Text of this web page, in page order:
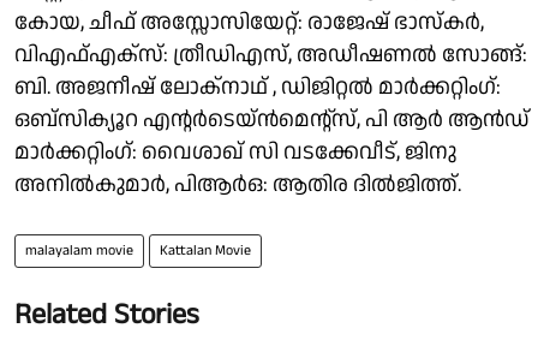
കോയ, ചീഫ് അസ്സോസിയേറ്റ്: രാജേഷ് ഭാസ്കർ,
വിഎഫ്എക്സ്: ത്രീഡിഎസ്, അഡീഷണൽ സോങ്ങ്:
ബി. അജനീഷ് ലോക്‌നാഥ് , ഡിജിറ്റൽ മാർക്കറ്റിംഗ്:
ഒബ്സിക്യൂറ എൻ്റർടെയ്ൻമെൻ്റ്സ്, പി ആർ ആൻഡ്
മാർക്കറ്റിംഗ്: വൈശാഖ് സി വടക്കേവീട്, ജിനു
അനിൽകുമാർ, പിആർഒ: ആതിര ദിൽജിത്ത്.
malayalam movie Kattalan Movie
Related Stories